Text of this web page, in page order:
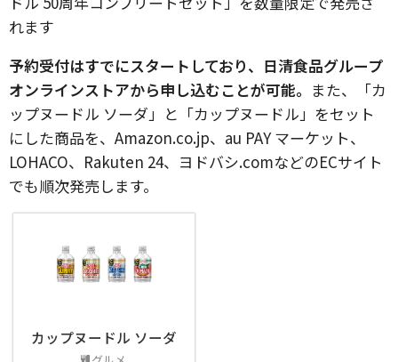
れます
予約受付はすでにスタートしており、日清食品グループ
オンラインストアから申し込むことが可能。 また、「カ
ップヌードル ソーダ」と「カップヌードル」をセット
にした商品を、Amazon.co.jp、au PAY マーケット、
LOHACO、Rakuten 24、ヨドバシ.comなどのECサイト
でも順次発売します。
カップヌードル ソーダ